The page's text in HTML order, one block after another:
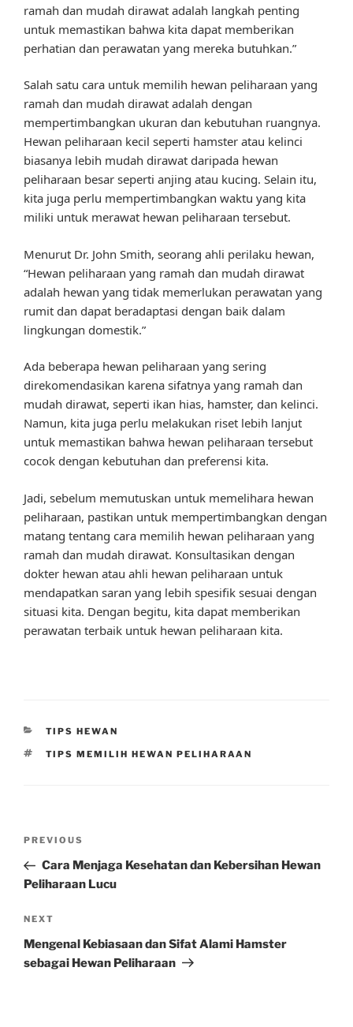
ramah dan mudah dirawat adalah langkah penting
untuk memastikan bahwa kita dapat memberikan
perhatian dan perawatan yang mereka butuhkan.”
Salah satu cara untuk memilih hewan peliharaan yang
ramah dan mudah dirawat adalah dengan
mempertimbangkan ukuran dan kebutuhan ruangnya.
Hewan peliharaan kecil seperti hamster atau kelinci
biasanya lebih mudah dirawat daripada hewan
peliharaan besar seperti anjing atau kucing. Selain itu,
kita juga perlu mempertimbangkan waktu yang kita
miliki untuk merawat hewan peliharaan tersebut.
Menurut Dr. John Smith, seorang ahli perilaku hewan,
“Hewan peliharaan yang ramah dan mudah dirawat
adalah hewan yang tidak memerlukan perawatan yang
rumit dan dapat beradaptasi dengan baik dalam
lingkungan domestik.”
Ada beberapa hewan peliharaan yang sering
direkomendasikan karena sifatnya yang ramah dan
mudah dirawat, seperti ikan hias, hamster, dan kelinci.
Namun, kita juga perlu melakukan riset lebih lanjut
untuk memastikan bahwa hewan peliharaan tersebut
cocok dengan kebutuhan dan preferensi kita.
Jadi, sebelum memutuskan untuk memelihara hewan
peliharaan, pastikan untuk mempertimbangkan dengan
matang tentang cara memilih hewan peliharaan yang
ramah dan mudah dirawat. Konsultasikan dengan
dokter hewan atau ahli hewan peliharaan untuk
mendapatkan saran yang lebih spesifik sesuai dengan
situasi kita. Dengan begitu, kita dapat memberikan
perawatan terbaik untuk hewan peliharaan kita.
CATEGORIES
TIPS HEWAN
TAGS
TIPS MEMILIH HEWAN PELIHARAAN
Previous
Post
PREVIOUS
Cara Menjaga Kesehatan dan Kebersihan Hewan
Peliharaan Lucu
Next
Post
NEXT
Mengenal Kebiasaan dan Sifat Alami Hamster
sebagai Hewan Peliharaan